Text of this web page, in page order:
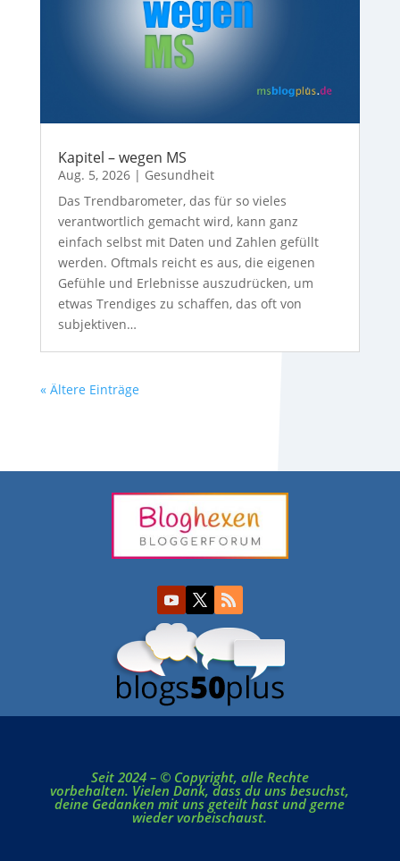
Kapitel – wegen MS
Aug. 5, 2026| Gesundheit
Das Trendbarometer, das für so vieles
verantwortlich gemacht wird, kann ganz
einfach selbst mit Daten und Zahlen gefüllt
werden. Oftmals reicht es aus, die eigenen
Gefühle und Erlebnisse auszudrücken, um
etwas Trendiges zu schaffen, das oft von
subjektiven…
« Ältere Einträge
Seit 2024 – © Copyright, alle Rechte
vorbehalten. Vielen Dank, dass du uns besuchst,
deine Gedanken mit uns geteilt hast und gerne
wieder vorbeischaust.